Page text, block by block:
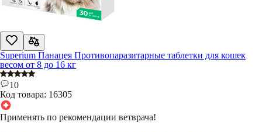
Superium Панацея Противопаразитарные таблетки для кошек
весом от 8 до 16 кг
10
Код товара: 16305
Применять по рекомендации ветврача!